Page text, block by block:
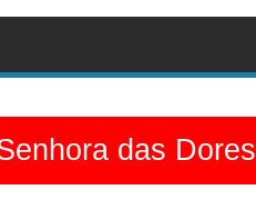
das Dores